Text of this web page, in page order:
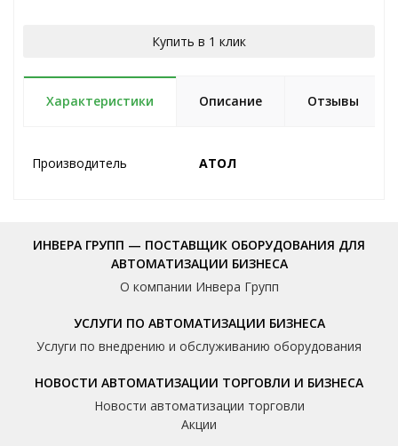
Купить в 1 клик
Характеристики Описание Отзывы
Производитель АТОЛ
ИНВЕРА ГРУПП — ПОСТАВЩИК ОБОРУДОВАНИЯ ДЛЯ
АВТОМАТИЗАЦИИ БИЗНЕСА
О компании Инвера Групп
УСЛУГИ ПО АВТОМАТИЗАЦИИ БИЗНЕСА
Услуги по внедрению и обслуживанию оборудования
НОВОСТИ АВТОМАТИЗАЦИИ ТОРГОВЛИ И БИЗНЕСА
Новости автоматизации торговли
Акции